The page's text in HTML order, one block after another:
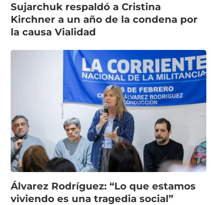
Sujarchuk respaldó a Cristina
Kirchner a un año de la condena por
la causa Vialidad
Álvarez Rodríguez: “Lo que estamos
viviendo es una tragedia social”